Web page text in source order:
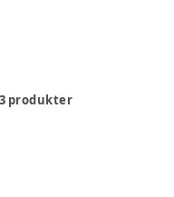
3 produkter